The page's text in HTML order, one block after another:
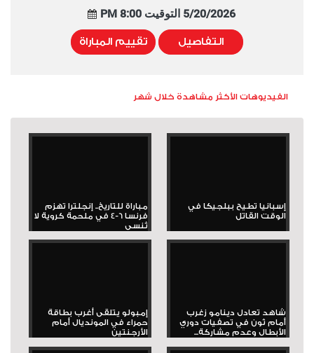
5/20/2026 التوقيت 8:00 PM
التفاصيل تقييم المباراة
الفيديوهات الأكثر مشاهدة خلال شهر
إسبانيا تطيح ببلجيكا في
الوقت القاتل
مباراة للتاريخ.. إنجلترا تهزم
فرنسا 6-4 في ملحمة كروية لا
تُنسى
شاهد تعادل دينامو زغرب
أمام ثون في تصفيات دوري
الأبطال وعدم مشاركة...
إمبولو يتلقى أغرب بطاقة
حمراء في المونديال أمام
الأرجنتين